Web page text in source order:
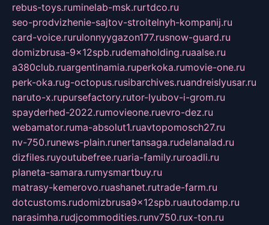
rebus-toys.ruminelab-msk.rurtdco.ru
seo-prodvizhenie-sajtov-stroitelnyh-kompanij.ru
card-voice.rurulonnyygazon177.rusnow-guard.ru
domizbrusa-9x12spb.rudemaholding.ruaalse.ru
a380club.ruargentinamia.ruperkoka.rumovie-one.ru
perk-oka.rug-octopus.rusibarchives.ruandreislyusar.ru
naruto-x.rupursefactory.rutor-lyubov-i-grom.ru
spayderhed-2022.rumovieone.ruevro-dez.ru
webamator.ruma-absolut1.ruavtopomosch27.ru
nv-750.runews-plain.runertansaga.rudelanalad.ru
dizfiles.ruyoutubefree.ruaria-family.ruroadli.ru
planeta-samara.rumysmartbuy.ru
matrasy-kemerovo.ruashanet.rutrade-farm.ru
dotcustoms.rudomizbrusa9x12spb.ruautodamp.ru
narasimha.rudjcommodities.runv750.rux-ton.ru